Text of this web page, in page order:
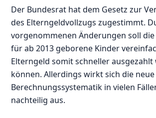
Der Bundesrat hat dem Gesetz zur
des Elterngeldvollzugs zugestimmt.
vorgenommenen Änderungen soll
für ab 2013 geborene Kinder
Elterngeld somit schneller ausgezahlt
können. Allerdings wirkt sich die neue
Berechnungssystematik in vielen
nachteilig aus.